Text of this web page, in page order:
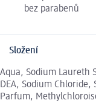
bez parabenů
Složení
Aqua, Sodium Laureth
DEA, Sodium Chloride,
Parfum,